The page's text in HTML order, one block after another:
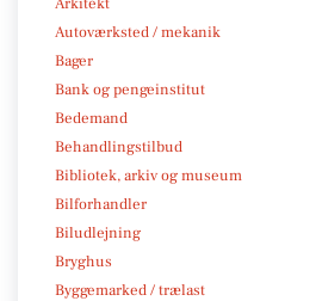
Autoværksted / mekanik
Bager
Bank og pengeinstitut
Bedemand
Behandlingstilbud
Bibliotek, arkiv og museum
Bilforhandler
Biludlejning
Bryghus
Byggemarked / trælast